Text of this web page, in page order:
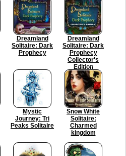
Dreamland
Solitaire: Dark
Prophecy
Dreamland
Solitaire: Dark
Prophecy
Collector's
Edition
Mystic
Journey: Tri
Peaks Solitaire
Snow White
Solitaire:
Charmed
kingdom